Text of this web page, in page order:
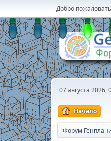
Добро
07 августа 2026,
Начало
Форум